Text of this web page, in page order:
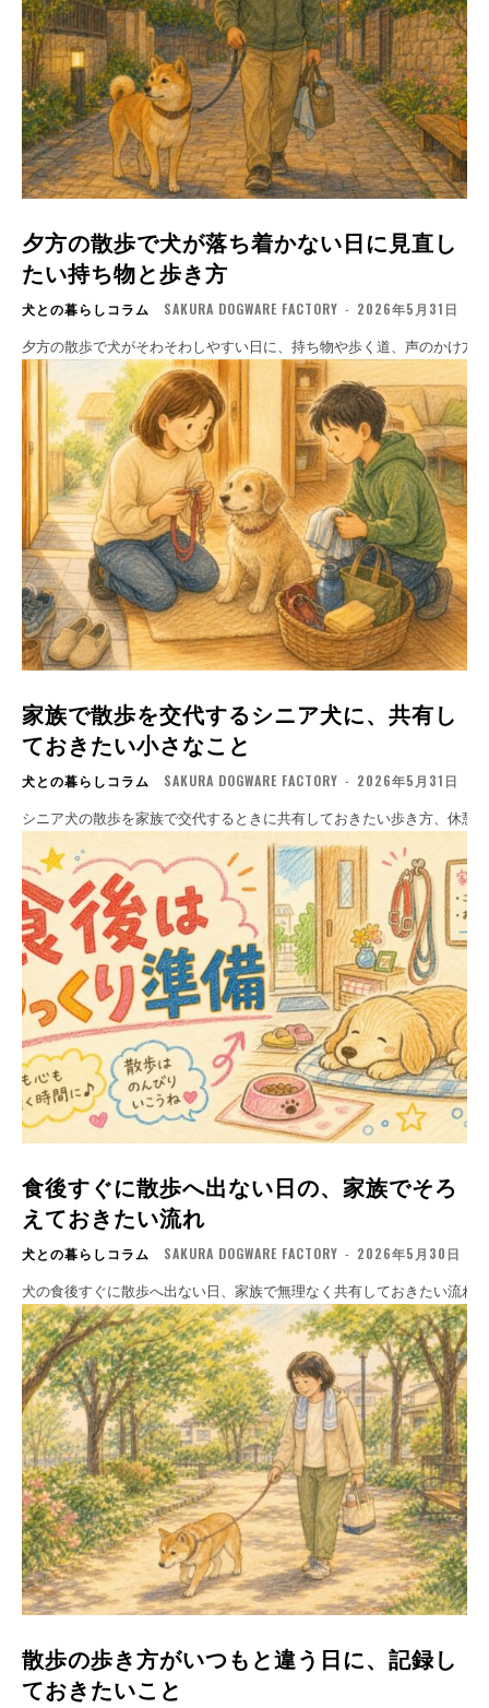
夕方の散歩で犬が落ち着かない日に見直し
たい持ち物と歩き方
犬との暮らしコラム SAKURA DOGWARE FACTORY - 2026年5月31日
夕方の散歩で犬がそわそわしやすい日に、持ち物や歩く道、声のかけ方
家族で散歩を交代するシニア犬に、共有し
ておきたい小さなこと
犬との暮らしコラム SAKURA DOGWARE FACTORY - 2026年5月31日
シニア犬の散歩を家族で交代するときに共有しておきたい歩き方、休
食後すぐに散歩へ出ない日の、家族でそろ
えておきたい流れ
犬との暮らしコラム SAKURA DOGWARE FACTORY - 2026年5月30日
犬の食後すぐに散歩へ出ない日、家族で無理なく共有しておきたい流
散歩の歩き方がいつもと違う日に、記録し
ておきたいこと